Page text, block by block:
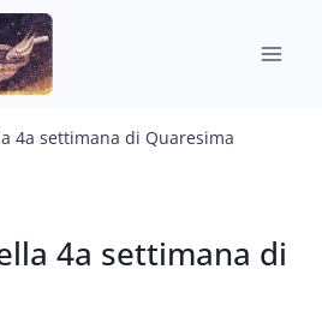
4a settimana di Quaresima
4a settimana di